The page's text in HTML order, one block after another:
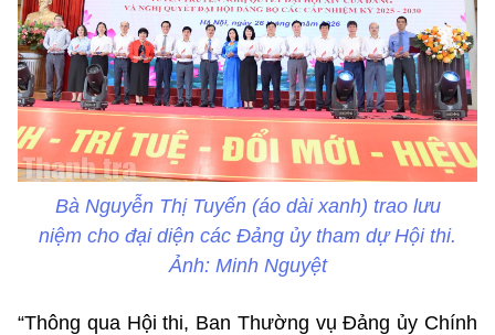
Bà Nguyễn Thị Tuyến (áo dài xanh) trao lưu
niệm cho đại diện các Đảng ủy tham dự Hội thi.
Ảnh: Minh Nguyệt
“Thông qua Hội thi, Ban Thường vụ Đảng ủy Chính